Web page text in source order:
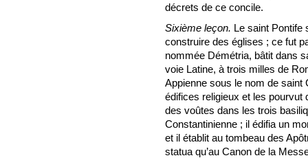
décrets de ce concile.
Sixième leçon. Le saint Pontife
construire des églises ; ce fut
nommée Démétria, bâtit dans
voie Latine, à trois milles de
Appienne sous le nom de saint
édifices religieux et les
des voûtes dans les trois
Constantinienne ; il édifia un
et il établit au tombeau des
statua qu’au Canon de la